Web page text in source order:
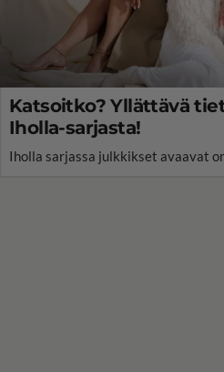
Katsoitko? Yllättävä
Iholla-sarjasta!
Iholla sarjassa julkkikset avaavat